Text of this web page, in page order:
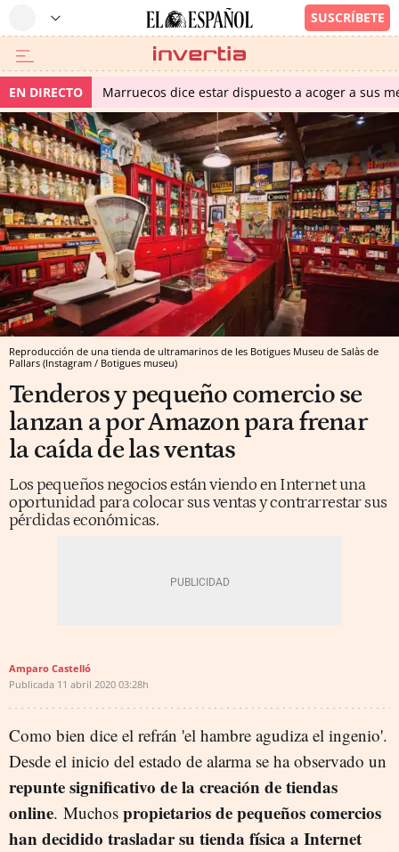
EN DIRECTO Marruecos dice estar dispuesto a acoger a sus
Reproducción de una tienda de ultramarinos de les Botigues Museu de Salàs de
Pallars (Instagram / Botigues museu)
Tenderos y pequeño comercio se
lanzan a por Amazon para frenar
la caída de las ventas
Los pequeños negocios están viendo en Internet una
oportunidad para colocar sus ventas y contrarrestar sus
pérdidas económicas.
Amparo Castelló
Publicada 11 abril 2020 03:28h
Como bien dice el refrán 'el hambre agudiza el ingenio'.
Desde el inicio del estado de alarma se ha observado un
repunte significativo de la creación de tiendas
online. Muchos propietarios de pequeños comercios
han decidido trasladar su tienda física a Internet